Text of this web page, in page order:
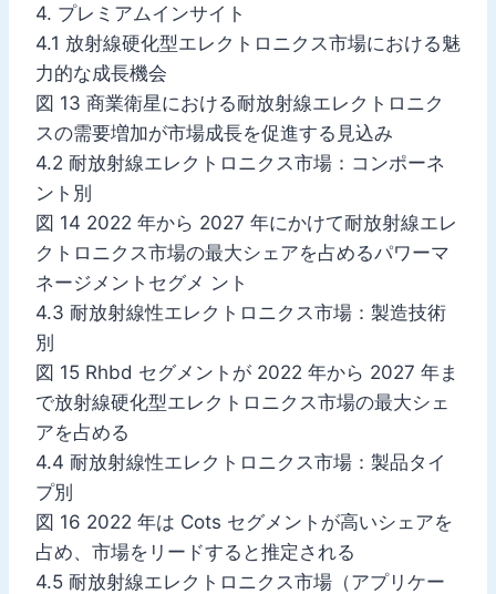
4. プレミアムインサイト
4.1 放射線硬化型エレクトロニクス市場における魅
力的な成長機会
図 13 商業衛星における耐放射線エレクトロニク
スの需要増加が市場成長を促進する見込み
4.2 耐放射線エレクトロニクス市場：コンポーネ
ント別
図 14 2022 年から 2027 年にかけて耐放射線エレ
クトロニクス市場の最大シェアを占めるパワーマ
ネージメントセグメ ント
4.3 耐放射線性エレクトロニクス市場：製造技術
別
図 15 Rhbd セグメントが 2022 年から 2027 年ま
で放射線硬化型エレクトロニクス市場の最大シェ
アを占める
4.4 耐放射線性エレクトロニクス市場：製品タイ
プ別
図 16 2022 年は Cots セグメントが高いシェアを
占め、市場をリードすると推定される
4.5 耐放射線エレクトロニクス市場（アプリケー